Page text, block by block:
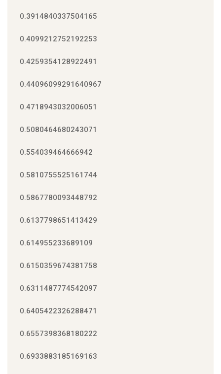
0.3914840337504165
0.4099212752192253
0.4259354128922491
0.44096099291640967
0.4718943032006051
0.5080464680243071
0.554039464666942
0.5810755525161744
0.5867780093448792
0.6137798651413429
0.614955233689109
0.6150359674381758
0.6311487774542097
0.6405422326288471
0.6557398368180222
0.6933883185169163